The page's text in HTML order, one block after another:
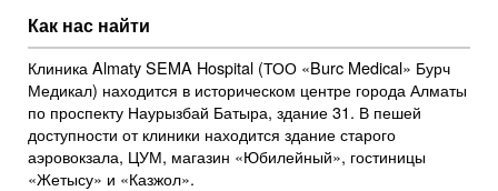
Как нас найти
Клиника Almaty SEMA Hospital (ТОО «Burc Medical» Бурч
Медикал) находится в историческом центре города Алматы
по проспекту Наурызбай Батыра, здание 31. В пешей
доступности от клиники находится здание старого
аэровокзала, ЦУМ, магазин «Юбилейный», гостиницы
«Жетысу» и «Казжол».